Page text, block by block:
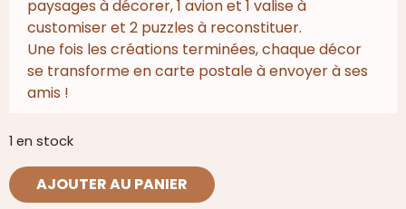
paysages à décorer, 1 avion et 1 valise à
customiser et 2 puzzles à reconstituer.
Une fois les créations terminées, chaque décor
se transforme en carte postale à envoyer à ses
amis !
1 en stock
quantité
de
AJOUTER AU PANIER